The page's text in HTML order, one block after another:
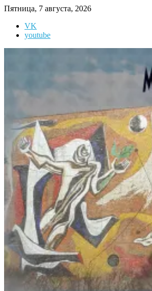
Перейти
содержимому
Пятница, 7 августа, 2026
VK
youtube